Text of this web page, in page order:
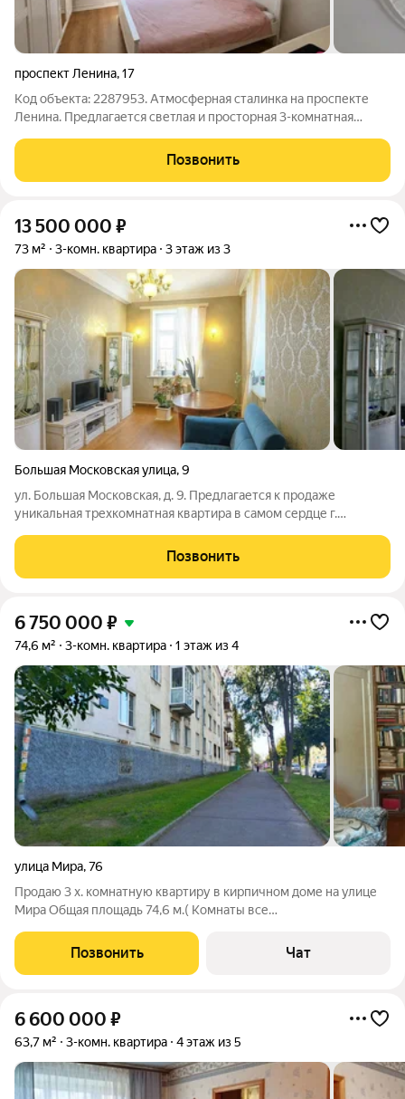
проспект Ленина,17
Код объекта: 2287953. Атмосферная сталинка на проспекте
Ленина. Предлагается светлая и простoрнaя 3-комнaтная
паркетом, в зелёнoм paйoнe "заезжай и живи". Локация,
которая экономит ваше время. Дo
Позвонить
13 500 000 ₽
73 м² 3-комн. квартира 3 этаж из 3
Большая Московская улица,9
ул. Большая Московская, д. 9. Предлагается к продаже
уникальная трехкомнатная квартира в самом сердце г.
Золотыми воротами. Окна выходят на три стороны света,
поэтому квартира очень светлая.
Позвонить
6 750 000 ₽
74,6 м² 3-комн. квартира 1 этаж из 4
улица Мира,76
Продаю 3 х. комнатную квартиру в кирпичном доме на улице
Мира Общая площадь 74,6 м.( Комнаты все
стороны 2 окна на одну,2 окна на другую сторону, кухня 7.7м.,
раздельный сан.узел.,просторный большой
Позвонить Чат
6 600 000 ₽
63,7 м² 3-комн. квартира 4 этаж из 5